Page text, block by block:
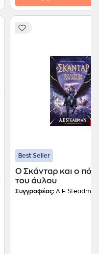
Best Seller
Ο Σκάνταρ και ο
του άυλου
Συγγραφέας: A.F. Steadman